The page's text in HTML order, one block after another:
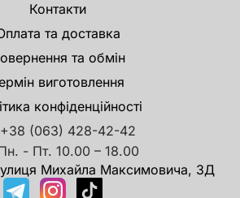
Контакти
та доставка
та обмін
виготовлення
конфіденційності
+38 (063) 428-42-42
- Пт. 10.00 – 18.00
Михайла Максимовича, 3Д